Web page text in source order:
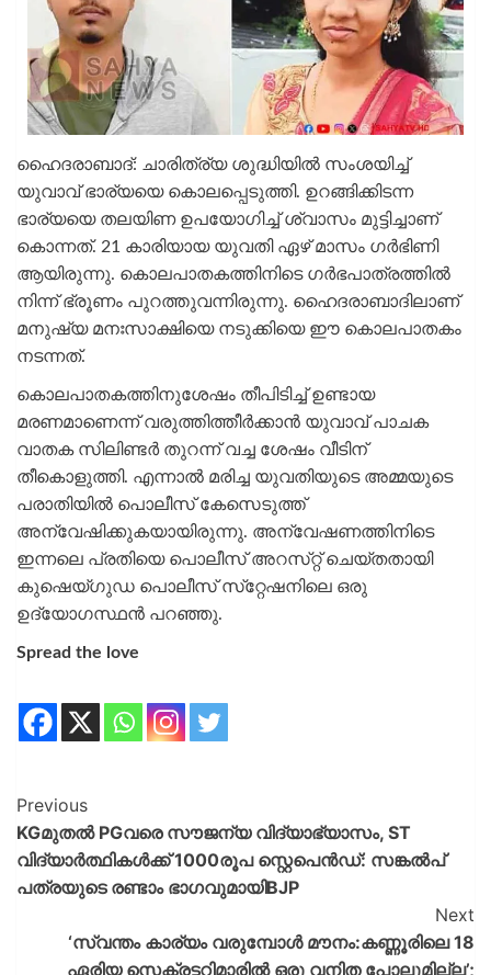
ഹൈദരാബാദ്: ചാരിത്ര്യ ശുദ്ധിയില്‍ സംശയിച്ച്
യുവാവ് ഭാര്യയെ കൊലപ്പെടുത്തി. ഉറങ്ങിക്കിടന്ന
ഭാര്യയെ തലയിണ ഉപയോഗിച്ച് ശ്വാസം മുട്ടിച്ചാണ്
കൊന്നത്. 21 കാരിയായ യുവതി ഏഴ് മാസം ഗര്‍ഭിണി
ആയിരുന്നു. കൊലപാതകത്തിനിടെ ഗര്‍ഭപാത്രത്തില്‍
നിന്ന് ഭ്രൂണം പുറത്തുവന്നിരുന്നു. ഹൈദരാബാദിലാണ്
മനുഷ്യ മനഃസാക്ഷിയെ നടുക്കിയെ ഈ കൊലപാതകം
നടന്നത്.
കൊലപാതകത്തിനുശേഷം തീപിടിച്ച് ഉണ്ടായ
മരണമാണെന്ന് വരുത്തിത്തീര്‍ക്കാന്‍ യുവാവ് പാചക
വാതക സിലിണ്ടര്‍ തുറന്ന് വച്ച ശേഷം വീടിന്
തീകൊളുത്തി. എന്നാൽ മരിച്ച യുവതിയുടെ അമ്മയുടെ
പരാതിയില്‍ പൊലീസ് കേസെടുത്ത്
അന്വേഷിക്കുകയായിരുന്നു. അന്വേഷണത്തിനിടെ
ഇന്നലെ പ്രതിയെ പൊലീസ് അറസ്‌റ്റ് ചെയ്‌തതായി
കുഷെയ്‌ഗുഡ പൊലീസ് സ്‌റ്റേഷനിലെ ഒരു
ഉദ്യോഗസ്ഥന്‍ പറഞ്ഞു.
Spread the love
Previous
KGമുതല്‍ PGവരെ സൗജന്യ വിദ്യാഭ്യാസം, ST
വിദ്യാര്‍ത്ഥികള്‍ക്ക് 1000രൂപ സ്റ്റെപെന്‍ഡ്: സങ്കല്‍പ്
പത്രയുടെ രണ്ടാം ഭാഗവുമായിBJP
Next
‘സ്വന്തം കാര്യം വരുമ്പോള്‍ മൗനം:കണ്ണൂരിലെ 18
ഏരിയ സെക്രട്ടറിമാരില്‍ ഒരു വനിത പോലുമില്ല’;